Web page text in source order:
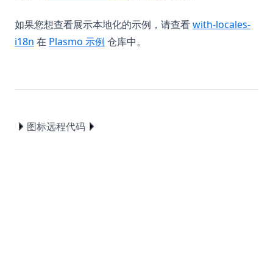
如果您想查看展示本地化的示例，请查看with-locales-
i18n (opens in a new tab)
在 Plasmo 示例 (opens in a new tab)
仓库中。
图标远程代码